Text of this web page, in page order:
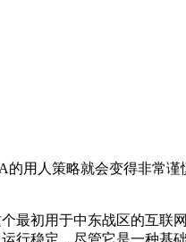
用人策略就会变得非常
最初用于中东战区的互联